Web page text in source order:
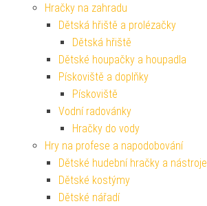
Hračky na zahradu
Dětská hřiště a prolézačky
Dětská hřiště
Dětské houpačky a houpadla
Pískoviště a doplňky
Pískoviště
Vodní radovánky
Hračky do vody
Hry na profese a napodobování
Dětské hudební hračky a nástroje
Dětské kostýmy
Dětské nářadí